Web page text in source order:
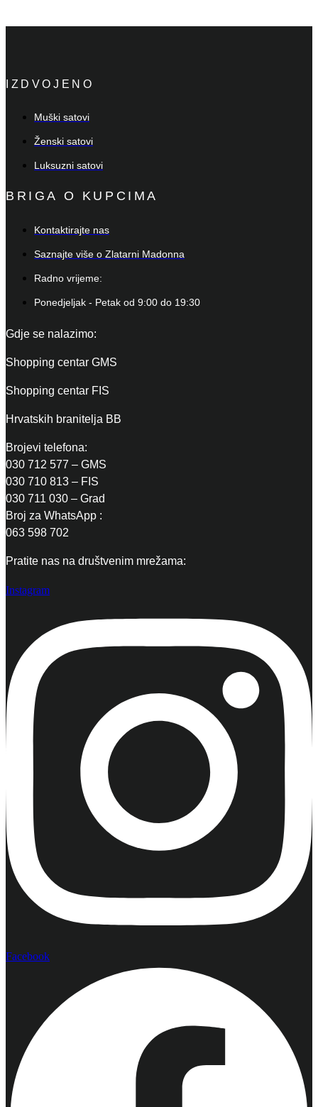
IZDVOJENO
Muški satovi
Ženski satovi
Luksuzni satovi
BRIGA O KUPCIMA
Kontaktirajte nas
Saznajte više o Zlatarni Madonna
Radno vrijeme:
Ponedjeljak - Petak od 9:00 do 19:30
Gdje se nalazimo:
Shopping centar GMS
Shopping centar FIS
Hrvatskih branitelja BB
Brojevi telefona:
030 712 577 – GMS
030 710 813 – FIS
030 711 030 – Grad
Broj za WhatsApp :
063 598 702
Pratite nas na društvenim mrežama:
Instagram
Facebook